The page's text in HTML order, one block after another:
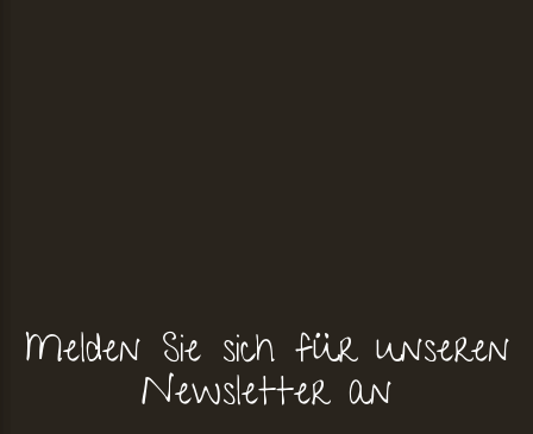
Melden Sie sich für unseren
Newsletter an